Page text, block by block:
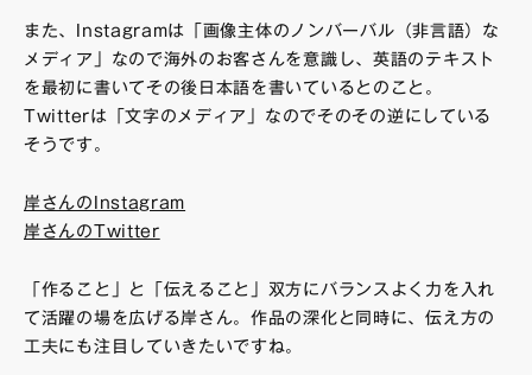
また、Instagramは「画像主体のノンバーバル（非言語）な
メディア」なので海外のお客さんを意識し、英語のテキスト
を最初に書いてその後日本語を書いているとのこと。
Twitterは「文字のメディア」なのでそのその逆にしている
そうです。
岸さんのInstagram
岸さんのTwitter
「作ること」と「伝えること」双方にバランスよく力を入れ
て活躍の場を広げる岸さん。作品の深化と同時に、伝え方の
工夫にも注目していきたいですね。